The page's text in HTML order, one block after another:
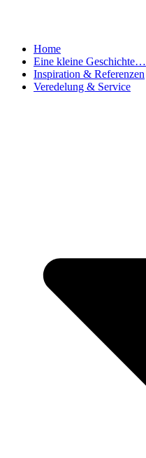
Home
Eine kleine Geschichte…
Inspiration & Referenzen
Veredelung & Service